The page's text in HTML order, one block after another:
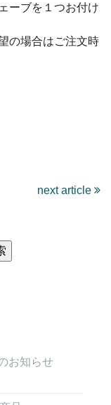
ーブを１つお付け
の場合はご注文時
next article
お知らせ